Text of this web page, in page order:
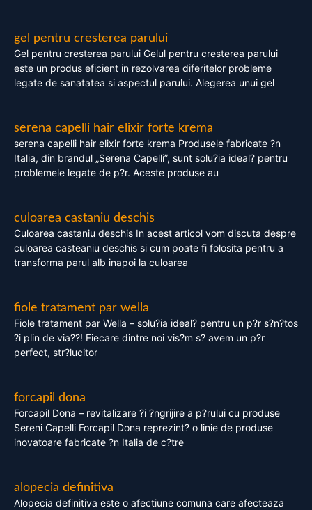
gel pentru cresterea parului
Gel pentru cresterea parului Gelul pentru cresterea parului
este un produs eficient in rezolvarea diferitelor probleme
legate de sanatatea si aspectul parului. Alegerea unui gel
serena capelli hair elixir forte krema
serena capelli hair elixir forte krema Produsele fabricate ?n
Italia, din brandul „Serena Capelli”, sunt solu?ia ideal? pentru
problemele legate de p?r. Aceste produse au
culoarea castaniu deschis
Culoarea castaniu deschis In acest articol vom discuta despre
culoarea casteaniu deschis si cum poate fi folosita pentru a
transforma parul alb inapoi la culoarea
fiole tratament par wella
Fiole tratament par Wella – solu?ia ideal? pentru un p?r s?n?tos
?i plin de via??! Fiecare dintre noi vis?m s? avem un p?r
perfect, str?lucitor
forcapil dona
Forcapil Dona – revitalizare ?i ?ngrijire a p?rului cu produse
Sereni Capelli Forcapil Dona reprezint? o linie de produse
inovatoare fabricate ?n Italia de c?tre
alopecia definitiva
Alopecia definitiva este o afectiune comuna care afecteaza